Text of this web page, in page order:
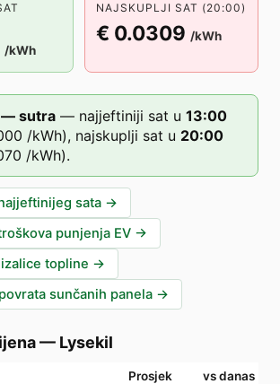
/kWh
NAJSKUPLJI SAT (20:00)
€ 0.0309 /kWh
— sutra — najjeftiniji sat u 13:00
/kWh), najskuplji sat u 20:00
/kWh).
sata →
punjenja EV →
topline →
sunčanih panela →
— Lysekil
Prosjek vs danas